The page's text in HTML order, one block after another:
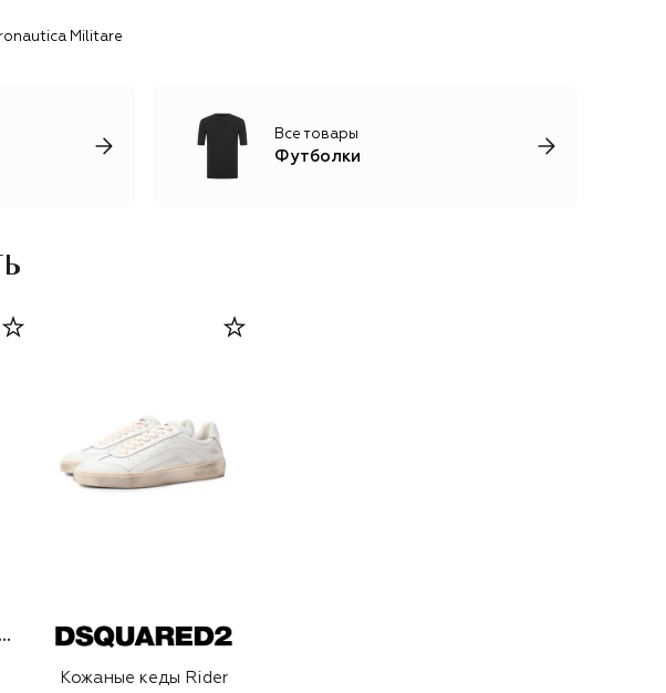
Militare
Все товары
Футболки
AERONAUTICA MILITARE
Кожаные кеды Rider